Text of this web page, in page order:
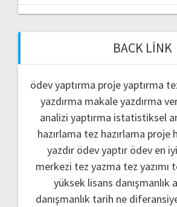
BACK LINK
ödev yaptırma proje yaptırma
yazdırma makale yazdırma
analizi yaptırma istatistiksel
hazırlama tez hazırlama proje
yazdır ödev yaptır ödev en
merkezi tez yazma tez yazımı
yüksek lisans danışmanlık
danışmanlık tarih ne